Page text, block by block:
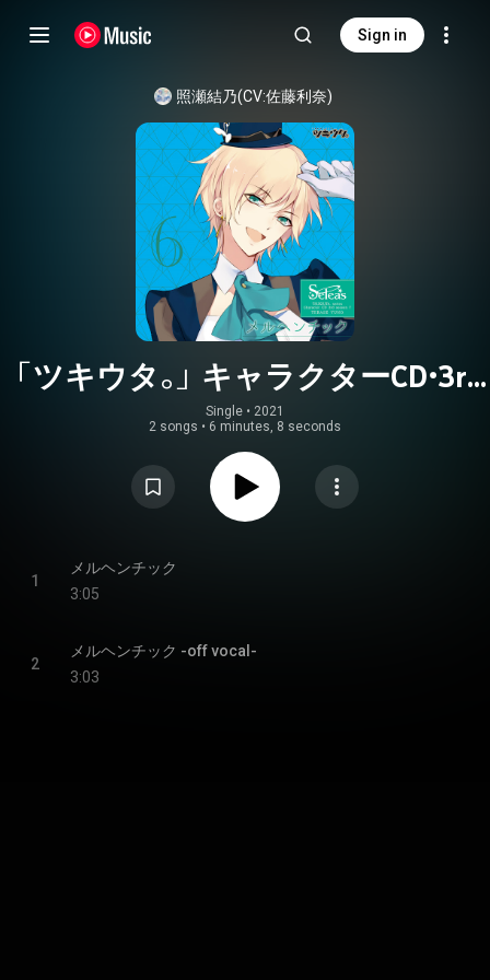
Sign in
照瀬結乃(CV:佐藤利奈)
「ツキウタ。」キャラクターCD・3rd
シーズン7 照瀬結乃「メルヘンチ
ック」
Single • 2021
2 songs • 6 minutes, 8 seconds
1
メルヘンチック
3:05
2
メルヘンチック -off vocal-
3:03